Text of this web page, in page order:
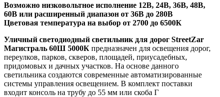
Возможно низковольтное исполнение 12В, 24В, 36В, 48В,
60В или расширенный диапазон от 36В до 280В
Цветовая температура на выбор от 2700 до 6500К
Уличный светодиодный светильник для дорог StreetZar
Магистраль 60Ш 5000К предназначен для освещения дорог,
переулков, парков, скверов, площадей, приусадебных,
придомовых и дачных участков. На основе данного
светильника создаются современные автоматизированные
системы управления освещением. В комплект поставки
входит консоль на трубу до 55 мм или скоба Г